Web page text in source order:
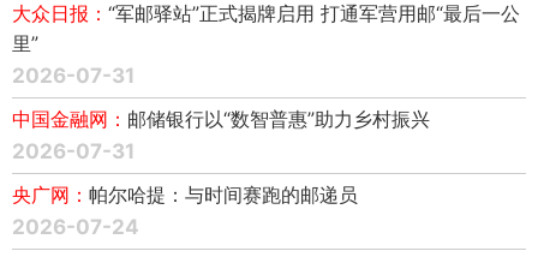
大众日报： “军邮驿站”正式揭牌启用 打通军营用邮“最后一公
里”
2026-07-31
中国金融网： 邮储银行以“数智普惠”助力乡村振兴
2026-07-31
央广网： 帕尔哈提：与时间赛跑的邮递员
2026-07-24